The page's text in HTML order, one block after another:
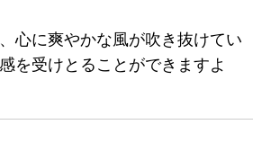
心に爽やかな風が吹き抜けてい
を受けとることができますよ